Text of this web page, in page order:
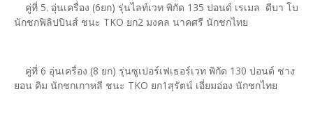
คู่ที่ 5. อุ่นเครื่อง (6ยก) รุ่นไลท์เวท พิกัด 135 ปอนด์ เรเมล ดีบา โบ
นักชกฟิลิปปินส์ ชนะ TKO ยก2 มงคล นาคศรี นักชกไทย
คู่ที่ 6 อุ่นเครื่อง (8 ยก) รุ่นซูเปอร์เฟเธอร์เวท พิกัด 130 ปอนด์ ชาง
ยอน คิม นักชกเกาหลี ชนะ TKO ยก1สุรัตน์ เอี่ยมอ่อง นักชกไทย